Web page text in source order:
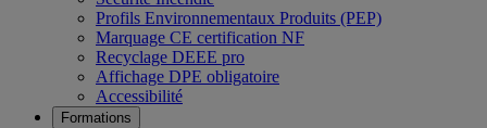
Profils Environnementaux Produits (PEP)
Marquage CE certification NF
Recyclage DEEE pro
Affichage DPE obligatoire
Accessibilité
Formations